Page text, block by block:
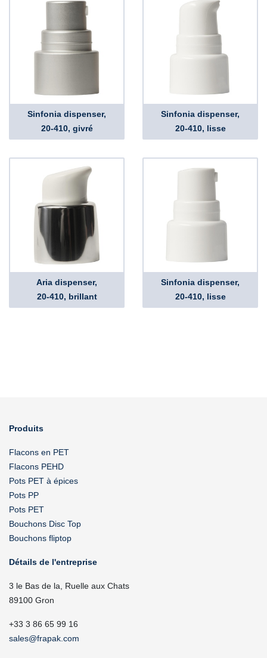
Sinfonia dispenser,
20-410, givré
Sinfonia dispenser,
20-410, lisse
Aria dispenser,
20-410, brillant
Sinfonia dispenser,
20-410, lisse
Produits
Flacons en PET
Flacons PEHD
Pots PET à épices
Pots PP
Pots PET
Bouchons Disc Top
Bouchons fliptop
Détails de l'entreprise
3 le Bas de la, Ruelle aux Chats
89100 Gron
+33 3 86 65 99 16
sales@frapak.com